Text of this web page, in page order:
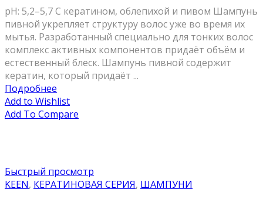
pH: 5,2–5,7 С кератином, облепихой и пивом Шампунь
пивной укрепляет структуру волос уже во время их
мытья. Разработанный специально для тонких волос
комплекс активных компонентов придаёт объём и
естественный блеск. Шампунь пивной содержит
кератин, который придаёт ...
Подробнее
Add to Wishlist
Add To Compare
Быстрый просмотр
KEEN, КЕРАТИНОВАЯ СЕРИЯ, ШАМПУНИ